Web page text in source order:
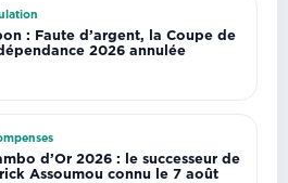
: Faute d’argent, la Coupe de
2026 annulée
d’Or 2026 : le successeur de
Assoumou connu le 7 août